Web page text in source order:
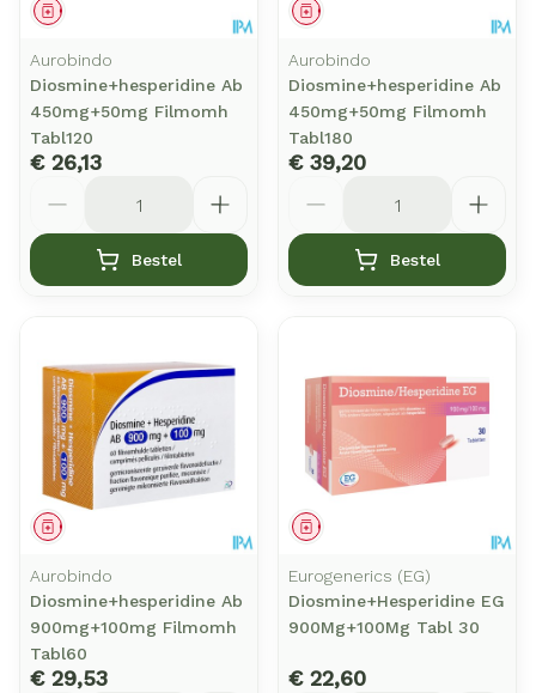
Geneesmiddel
Aurobindo
Diosmine+hesperidine Ab
450mg+50mg Filmomh
Tabl120
€ 26,13
Bestel
Geneesmiddel
Aurobindo
Diosmine+hesperidine Ab
450mg+50mg Filmomh
Tabl180
€ 39,20
Bestel
Geneesmiddel
Aurobindo
Diosmine+hesperidine Ab
900mg+100mg Filmomh
Tabl60
€ 29,53
Geneesmiddel
Eurogenerics (EG)
Diosmine+Hesperidine EG
900Mg+100Mg Tabl 30
€ 22,60